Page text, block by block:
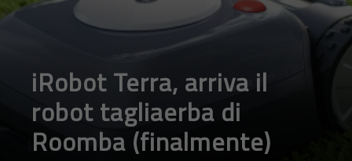
iRobot Terra, arriva il
robot tagliaerba di
Roomba (finalmente)